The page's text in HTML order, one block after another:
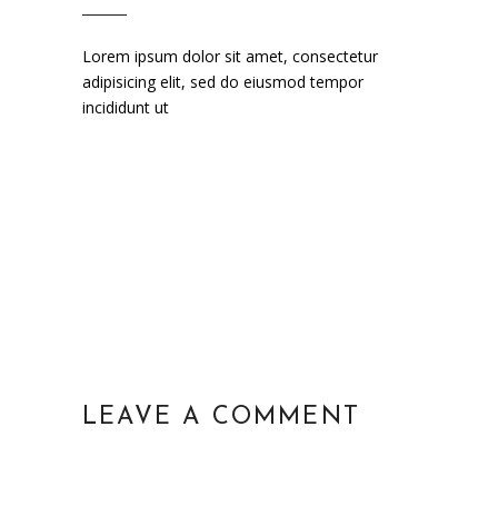
Lorem ipsum dolor sit amet, consectetur
adipisicing elit, sed do eiusmod tempor
incididunt ut
LEAVE A COMMENT